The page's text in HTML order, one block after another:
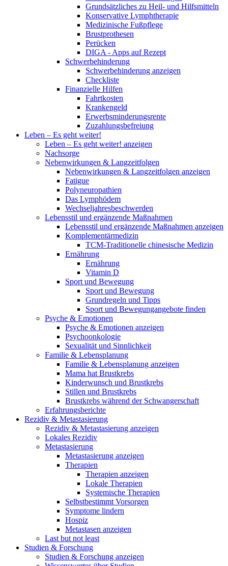
Grundsätzliches zu Heil- und Hilfsmitteln
Konservative Lymphtherapie
Medizinische Fußpflege
Brustprothesen
Perücken
DIGA - Apps auf Rezept
Schwerbehinderung
Schwerbehinderung anzeigen
Checkliste
Finanzielle Hilfen
Fahrtkosten
Krankengeld
Erwerbsminderungsrente
Zuzahlungsbefreiung
Leben – Es geht weiter!
Leben – Es geht weiter! anzeigen
Nachsorge
Nebenwirkungen & Langzeitfolgen
Nebenwirkungen & Langzeitfolgen anzeigen
Fatigue
Polyneuropathien
Das Lymphödem
Wechseljahresbeschwerden
Lebensstil und ergänzende Maßnahmen
Lebensstil und ergänzende Maßnahmen anzeigen
Komplementärmedizin
TCM-Traditionelle chinesische Medizin
Ernährung
Ernährung
Vitamin D
Sport und Bewegung
Sport und Bewegung
Grundregeln und Tipps
Sport und Bewegungangebote finden
Psyche & Emotionen
Psyche & Emotionen anzeigen
Psychoonkologie
Sexualität und Sinnlichkeit
Familie & Lebensplanung
Familie & Lebensplanung anzeigen
Mama hat Brustkrebs
Kinderwunsch und Brustkrebs
Stillen und Brustkrebs
Brustkrebs während der Schwangerschaft
Erfahrungsberichte
Rezidiv & Metastasierung
Rezidiv & Metastasierung anzeigen
Lokales Rezidiv
Metastasierung
Metastasierung anzeigen
Therapien
Therapien anzeigen
Lokale Therapien
Systemische Therapien
Selbstbestimmt Vorsorgen
Symptome lindern
Hospiz
Metastasen anzeigen
Last but not least
Studien & Forschung
Studien & Forschung anzeigen